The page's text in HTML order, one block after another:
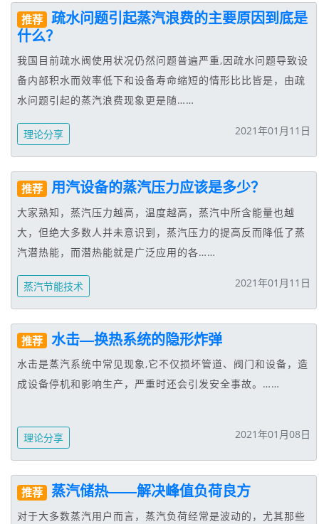
推荐
疏水问题引起蒸汽浪费的主要原因到底是
什么？
我国目前疏水阀使用状况仍然问题普遍严重,因疏水问题导致设
备内部积水而效率低下和设备寿命缩短的情形比比皆是，由疏
水问题引起的蒸汽浪费现象更是随……
理论分享 2021年01月11日
推荐 用汽设备的蒸汽压力应该是多少？
大家熟知，蒸汽压力越高，温度越高，蒸汽中所含能量也越
大，但绝大多数人并未意识到，蒸汽压力的提高反而降低了蒸
汽潜热能，而潜热能就是广泛应用的各……
蒸汽节能技术 2021年01月11日
推荐 水击—换热系统的隐形炸弹
水击是蒸汽系统中常见现象,它不仅损坏管道、阀门和设备，造
成设备停机和影响生产，严重时还会引发安全事故。……
理论分享 2021年01月08日
推荐 蒸汽储热——解决峰值负荷良方
对于大多数蒸汽用户而言，蒸汽负荷经常是波动的，尤其那些